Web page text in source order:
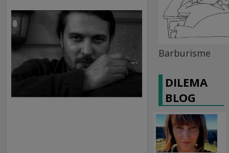
Barburisme
DILEMA
BLOG